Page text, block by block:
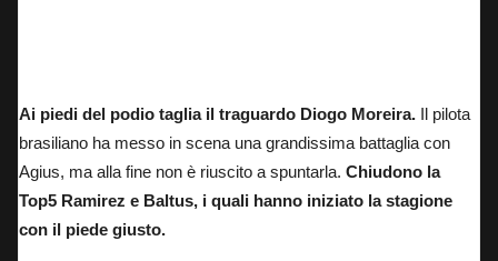
Ai piedi del podio taglia il traguardo Diogo Moreira.
Il pilota
brasiliano ha messo in scena una grandissima battaglia con
Agius, ma alla fine non è riuscito a spuntarla. Chiudono la
Top5 Ramirez e Baltus, i quali hanno iniziato la stagione
con il piede giusto.